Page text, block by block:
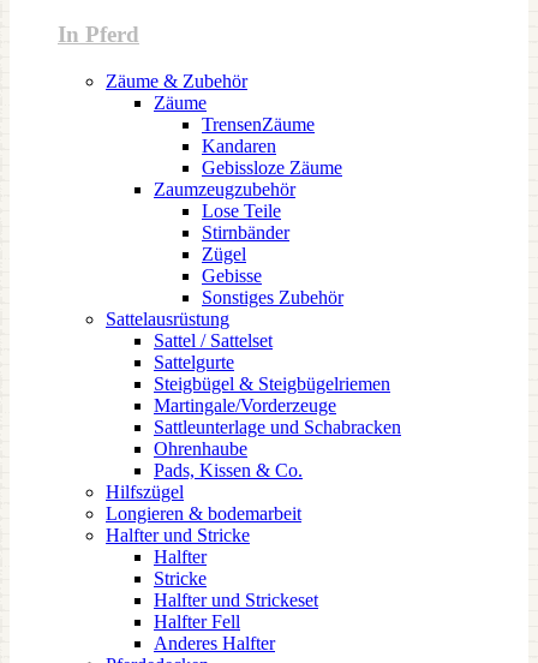
In Pferd
Zäume & Zubehör
Zäume
TrensenZäume
Kandaren
Gebissloze Zäume
Zaumzeugzubehör
Lose Teile
Stirnbänder
Zügel
Gebisse
Sonstiges Zubehör
Sattelausrüstung
Sattel / Sattelset
Sattelgurte
Steigbügel & Steigbügelriemen
Martingale/Vorderzeuge
Sattleunterlage und Schabracken
Ohrenhaube
Pads, Kissen & Co.
Hilfszügel
Longieren & bodemarbeit
Halfter und Stricke
Halfter
Stricke
Halfter und Strickeset
Halfter Fell
Anderes Halfter